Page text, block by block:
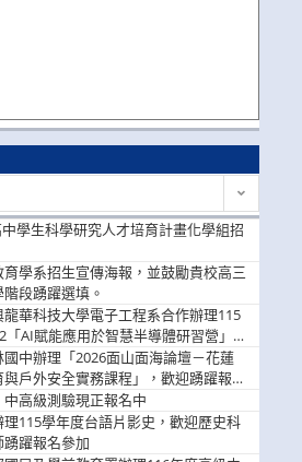
學生科學研究人才培育計畫化學組招
學系招生宣傳海報，並鼓勵貴校高三
段踴躍選填。
華科技大學電子工程系合作辦理115
「AI賦能應用於智慧半導體研習營」，
加中辦理「2026面山面海論壇－花蓮
戶外安全實務課程」，歡迎踴躍報名
中高級測驗現正報名中
115學年度台語片影史，歡迎歷史科
躍報名參加